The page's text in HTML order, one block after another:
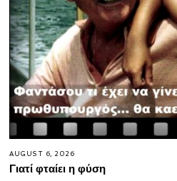
AUGUST 6, 2026
Γιατί φταίει η φύση